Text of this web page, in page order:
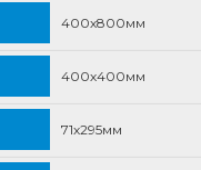
400х800мм
400х400мм
71х295мм